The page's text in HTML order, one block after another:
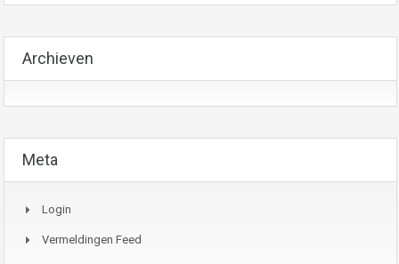
Archieven
Meta
Login
Vermeldingen Feed